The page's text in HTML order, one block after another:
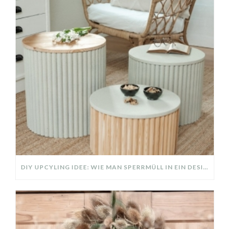
DIY UPCYLING IDEE: WIE MAN SPERRMÜLL IN EIN DESIGNER TEIL VERWANDELT